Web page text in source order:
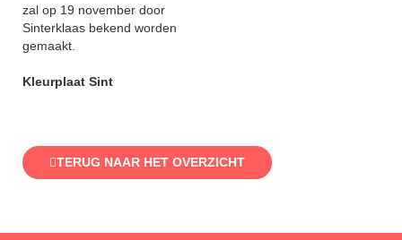
zal op 19 november door
Sinterklaas bekend worden
gemaakt.
Kleurplaat Sint
TERUG NAAR HET OVERZICHT